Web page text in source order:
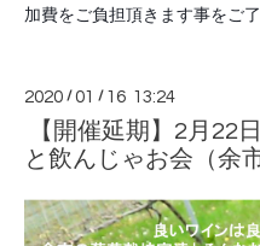
加費をご負担頂きます事をご了
2020 /01 / 16 13:24
【開催延期】2月22
と飲んじゃお会（余